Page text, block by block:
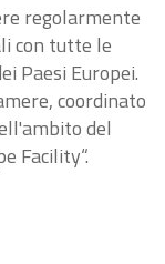
regolarmente
con tutte le
Paesi Europei.
coordinato
del
Facility“.